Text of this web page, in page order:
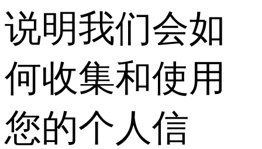
说明我们会如
何收集和使用
您的个人信